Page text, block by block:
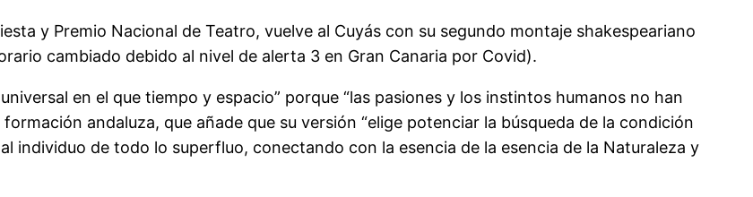
y Premio Nacional de Teatro, vuelve al Cuyás con su segundo montaje shakespeariano
cambiado debido al nivel de alerta 3 en Gran Canaria por Covid).
en el que tiempo y espacio” porque “las pasiones y los instintos humanos no han
andaluza, que añade que su versión “elige potenciar la búsqueda de la condición
individuo de todo lo superfluo, conectando con la esencia de la esencia de la Naturaleza y